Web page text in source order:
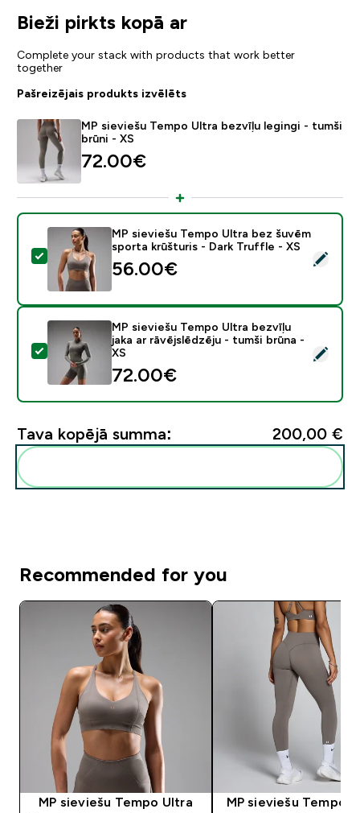
Bieži pirkts kopā ar
Complete your stack with products that work better
together
Pašreizējais produkts izvēlēts
MP sieviešu Tempo Ultra bezvīļu legingi - tumši
brūni - XS
72.00€‎
Atlasīt šo produktu - MP sieviešu Tempo Ultra bez
MP sieviešu Tempo Ultra bez šuvēm
sporta krūšturis - Dark Truffle - XS
56.00€‎
Atlasīt šo produktu - MP sieviešu Tempo Ultra
MP sieviešu Tempo Ultra bezvīļu
jaka ar rāvējslēdzēju - tumši brūna -
XS
72.00€‎
Tava kopējā summa: 200,00 €‎
Recommended for you
MP sieviešu Tempo Ultra
MP sieviešu Tempo